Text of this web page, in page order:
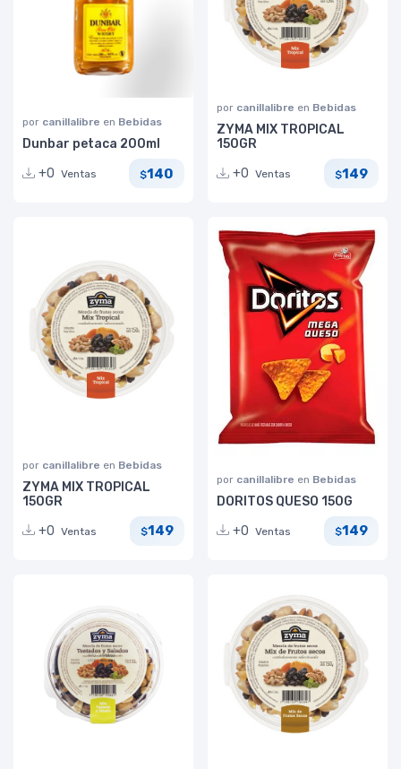
por canillalibre en Bebidas
Dunbar petaca 200ml
+0 Ventas $140
por canillalibre en Bebidas
ZYMA MIX TROPICAL
150GR
+0 Ventas $149
por canillalibre en Bebidas
ZYMA MIX TROPICAL
150GR
+0 Ventas $149
por canillalibre en Bebidas
DORITOS QUESO 150G
+0 Ventas $149